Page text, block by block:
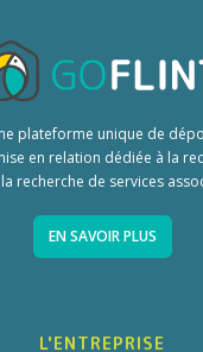
plateforme unique de
en relation dédiée à la
recherche de services
EN SAVOIR PLUS
L'ENTREPRISE